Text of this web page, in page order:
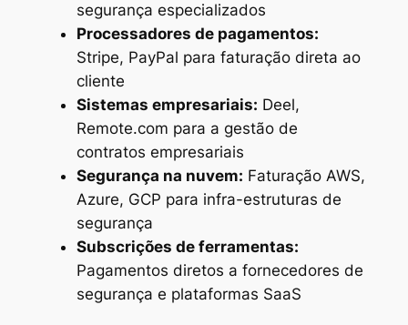
segurança especializados
Processadores de pagamentos:
Stripe, PayPal para faturação direta ao
cliente
Sistemas empresariais: Deel,
Remote.com para a gestão de
contratos empresariais
Segurança na nuvem: Faturação AWS,
Azure, GCP para infra-estruturas de
segurança
Subscrições de ferramentas:
Pagamentos diretos a fornecedores de
segurança e plataformas SaaS